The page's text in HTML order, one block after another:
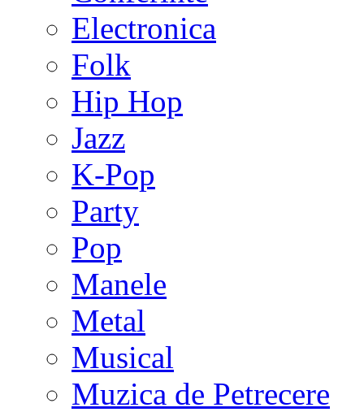
Electronica
Folk
Hip Hop
Jazz
K-Pop
Party
Pop
Manele
Metal
Musical
Muzica de Petrecere